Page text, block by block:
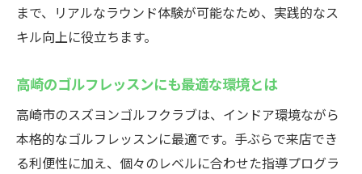
ゴルフ仲間と楽しむ新しい練習スタイル
高崎で選ばれるインドアゴルフの理由
まで、リアルなラウンド体験が可能なため、実践的なス
キル向上に役立ちます。
高崎のゴルフレッスンにも最適な環境とは
高崎市のスズヨンゴルフクラブは、インドア環境ながら
本格的なゴルフレッスンに最適です。手ぶらで来店でき
る利便性に加え、個々のレベルに合わせた指導プログラ